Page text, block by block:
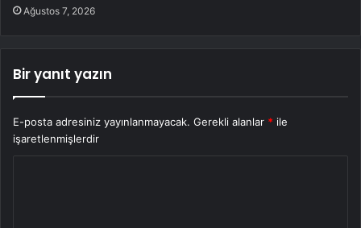
Ağustos 7, 2026
Bir yanıt yazın
E-posta adresiniz yayınlanmayacak. Gerekli alanlar * ile
işaretlenmişlerdir